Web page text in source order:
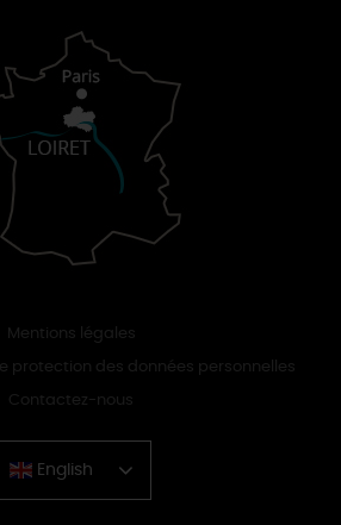
Mentions légales
protection des données personnelles
Contactez-nous
English
Chinese